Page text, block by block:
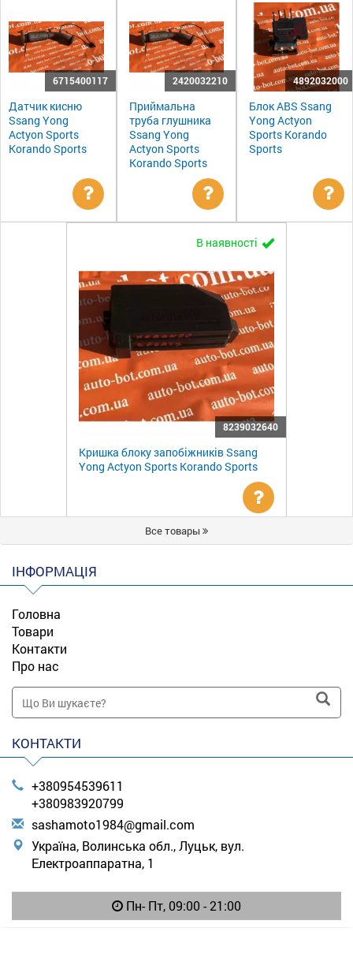
6715400117
Датчик кисню
Ssang Yong
Actyon Sports
Korando Sports
Уточнити
2420032210
Приймальна
труба глушника
Ssang Yong
Actyon Sports
Korando Sports
Уточнити
ціну
4892032000
Блок ABS Ssang
Yong Actyon
Sports Korando
Sports
В наявності
8239032640
Кришка блоку запобіжників Ssang
Yong Actyon Sports Korando Sports
Уточнити
ціну
Все товары
ІНФОРМАЦІЯ
Головна
Товари
Контакти
Про нас
КОНТАКТИ
+380954539611
+380983920799
sashamoto1984@gmail.com
Україна, Волинська обл., Луцьк, вул.
Електроаппаратна, 1
Пн- Пт, 09:00 - 21:00